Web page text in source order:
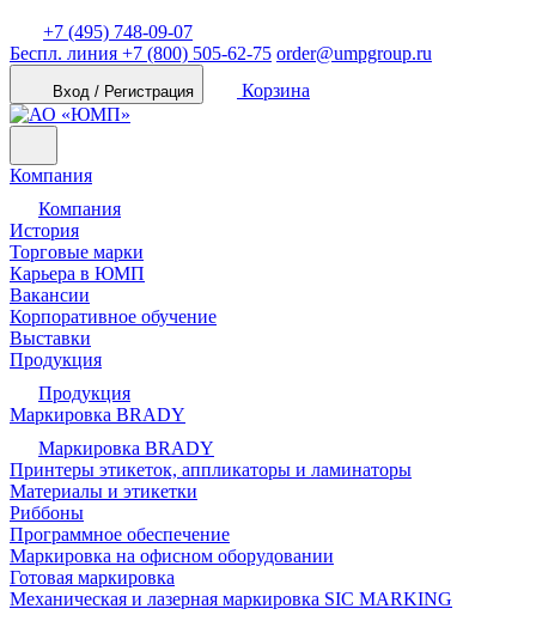
+7 (495) 748-09-07
Беспл. линия +7 (800) 505-62-75 order@umpgroup.ru
Вход / Регистрация Корзина
Компания
Компания
История
Торговые марки
Карьера в ЮМП
Вакансии
Корпоративное обучение
Выставки
Продукция
Продукция
Маркировка BRADY
Маркировка BRADY
Принтеры этикеток, аппликаторы и ламинаторы
Материалы и этикетки
Риббоны
Программное обеспечение
Маркировка на офисном оборудовании
Готовая маркировка
Механическая и лазерная маркировка SIC MARKING